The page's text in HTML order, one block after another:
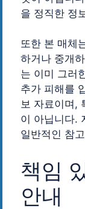
을 정직한 정
또한 본 매체
하거나 중개
는 이미 그러
추가 피해를
보 자료이며,
이 아닙니다.
일반적인 참
책임
안내